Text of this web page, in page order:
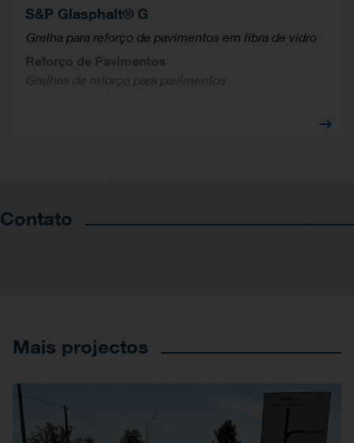
S&P Glasphalt® G
Grelha para reforço de pavimentos em fibra de vidro
Reforço de Pavimentos
Grelhas de reforço para pavimentos
Contato
Mais projectos